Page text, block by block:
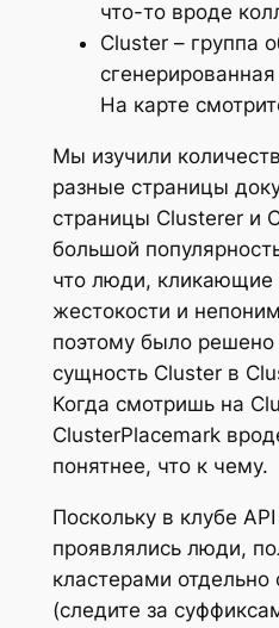
что-то вроде
Cluster – группа
На карте
Мы изучили
разные страницы
страницы Clusterer и
большой
что люди, кликающие
жестокости и
поэтому было
сущность Cluster в
Когда смотришь на
ClusterPlacemark
понятнее, что к чему.
Поскольку в клубе
проявлялись люди,
кластерами отдельно
(следите за